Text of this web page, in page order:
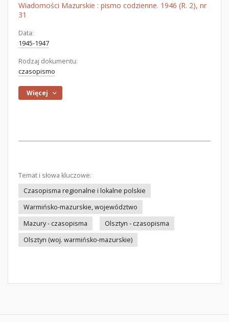
Wiadomości Mazurskie : pismo codzienne. 1946 (R. 2), nr
31
Data:
1945-1947
Rodzaj dokumentu:
czasopismo
Więcej
Temat i słowa kluczowe:
Czasopisma regionalne i lokalne polskie
Warmińsko-mazurskie, województwo
Mazury - czasopisma
Olsztyn - czasopisma
Olsztyn (woj. warmińsko-mazurskie)